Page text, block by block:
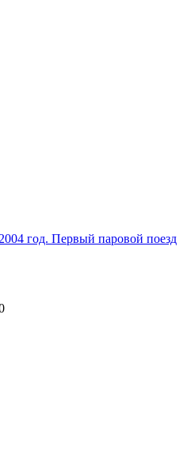
год. Первый паровой поезд